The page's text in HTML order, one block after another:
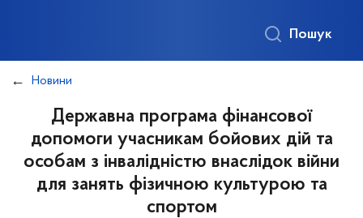
Пошук
Новини
Державна програма фінансової
допомоги учасникам бойових дій та
особам з інвалідністю внаслідок війни
для занять фізичною культурою та
спортом